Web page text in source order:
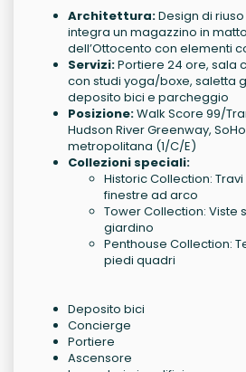
Architettura:Design di
integra un magazzino in
dell’Ottocento con elementi
Servizi:Portiere 24 ore, sala
con studi yoga/boxe, saletta
deposito bici e parcheggio
Posizione:Walk Score 99/
Hudson River Greenway,
metropolitana (1/C/E)
Collezioni speciali:
Historic Collection:
finestre ad arco
Tower Collection: Viste
giardino
Penthouse Collection:
piedi quadri
Deposito bici
Concierge
Portiere
Ascensore